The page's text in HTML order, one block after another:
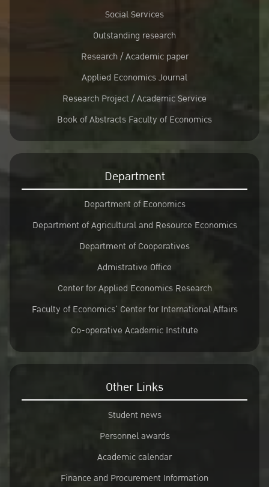
Social Services
Outstanding research
Research / Academic paper
Applied Economics Journal
Research Project / Academic Service
Book of Abstracts Faculty of Economics
Department
Department of Economics
Department of Agricultural and Resource Economics
Department of Cooperatives
Admistrative Office
Center for Applied Economics Research
Faculty of Economics’ Center for International Affairs
Co-operative Academic Institute
Other Links
Student news
Personnel awards
Academic calendar
Finance and Procurement Information